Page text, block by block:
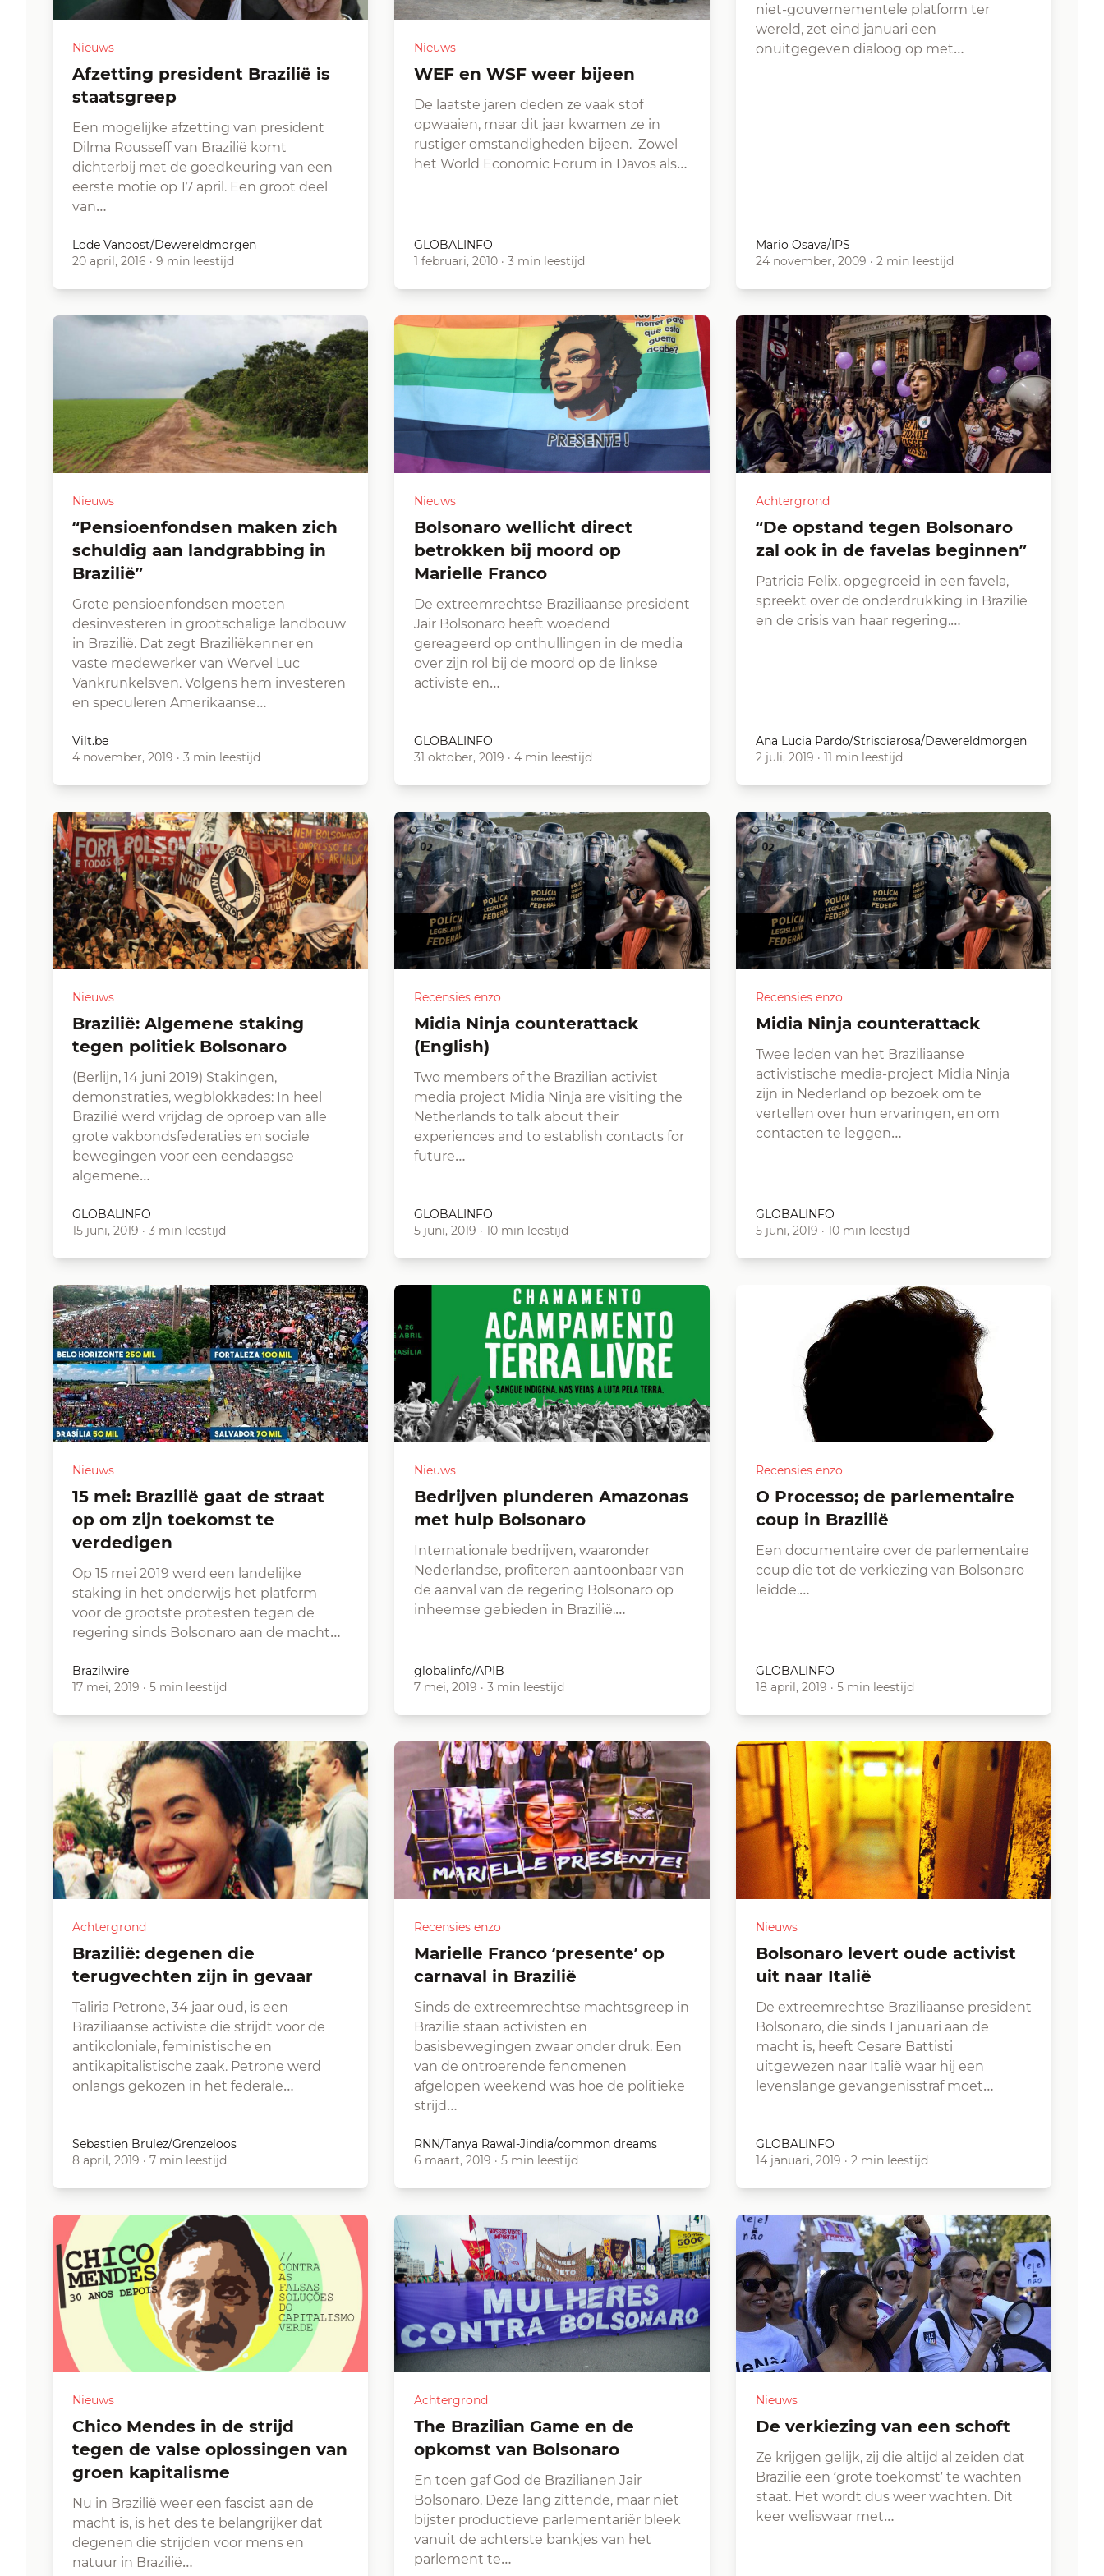
Nieuws
Afzetting president Brazilië is
staatsgreep
Een mogelijke afzetting van president
Dilma Rousseff van Brazilië komt
dichterbij met de goedkeuring van een
eerste motie op 17 april. Een groot deel
van…
Lode Vanoost/Dewereldmorgen
20 april, 2016 · 9 min leestijd
Nieuws
WEF en WSF weer bijeen
De laatste jaren deden ze vaak stof
opwaaien, maar dit jaar kwamen ze in
rustiger omstandigheden bijeen. Zowel
het World Economic Forum in Davos als…
GLOBALINFO
1 februari, 2010 · 3 min leestijd
niet-gouvernementele platform ter
wereld, zet eind januari een
onuitgegeven dialoog op met…
Mario Osava/IPS
24 november, 2009 · 2 min leestijd
Nieuws
“Pensioenfondsen maken zich
schuldig aan landgrabbing in
Brazilië”
Grote pensioenfondsen moeten
desinvesteren in grootschalige landbouw
in Brazilië. Dat zegt Braziliëkenner en
vaste medewerker van Wervel Luc
Vankrunkelsven. Volgens hem investeren
en speculeren Amerikaanse…
Vilt.be
4 november, 2019 · 3 min leestijd
Nieuws
Bolsonaro wellicht direct
betrokken bij moord op
Marielle Franco
De extreemrechtse Braziliaanse president
Jair Bolsonaro heeft woedend
gereageerd op onthullingen in de media
over zijn rol bij de moord op de linkse
activiste en…
GLOBALINFO
31 oktober, 2019 · 4 min leestijd
Achtergrond
“De opstand tegen Bolsonaro
zal ook in de favelas beginnen”
Patricia Felix, opgegroeid in een favela,
spreekt over de onderdrukking in Brazilië
en de crisis van haar regering.…
Ana Lucia Pardo/Strisciarosa/Dewereldmorgen
2 juli, 2019 · 11 min leestijd
Nieuws
Brazilië: Algemene staking
tegen politiek Bolsonaro
(Berlijn, 14 juni 2019) Stakingen,
demonstraties, wegblokkades: In heel
Brazilië werd vrijdag de oproep van alle
grote vakbondsfederaties en sociale
bewegingen voor een eendaagse
algemene…
GLOBALINFO
15 juni, 2019 · 3 min leestijd
Recensies enzo
Midia Ninja counterattack
(English)
Two members of the Brazilian activist
media project Midia Ninja are visiting the
Netherlands to talk about their
experiences and to establish contacts for
future…
GLOBALINFO
5 juni, 2019 · 10 min leestijd
Recensies enzo
Midia Ninja counterattack
Twee leden van het Braziliaanse
activistische media-project Midia Ninja
zijn in Nederland op bezoek om te
vertellen over hun ervaringen, en om
contacten te leggen…
GLOBALINFO
5 juni, 2019 · 10 min leestijd
Nieuws
15 mei: Brazilië gaat de straat
op om zijn toekomst te
verdedigen
Op 15 mei 2019 werd een landelijke
staking in het onderwijs het platform
voor de grootste protesten tegen de
regering sinds Bolsonaro aan de macht…
Brazilwire
17 mei, 2019 · 5 min leestijd
Nieuws
Bedrijven plunderen Amazonas
met hulp Bolsonaro
Internationale bedrijven, waaronder
Nederlandse, profiteren aantoonbaar van
de aanval van de regering Bolsonaro op
inheemse gebieden in Brazilië.…
globalinfo/APIB
7 mei, 2019 · 3 min leestijd
Recensies enzo
O Processo; de parlementaire
coup in Brazilië
Een documentaire over de parlementaire
coup die tot de verkiezing van Bolsonaro
leidde.…
GLOBALINFO
18 april, 2019 · 5 min leestijd
Achtergrond
Brazilië: degenen die
terugvechten zijn in gevaar
Taliria Petrone, 34 jaar oud, is een
Braziliaanse activiste die strijdt voor de
antikoloniale, feministische en
antikapitalistische zaak. Petrone werd
onlangs gekozen in het federale…
Sebastien Brulez/Grenzeloos
8 april, 2019 · 7 min leestijd
Recensies enzo
Marielle Franco ‘presente’ op
carnaval in Brazilië
Sinds de extreemrechtse machtsgreep in
Brazilië staan activisten en
basisbewegingen zwaar onder druk. Een
van de ontroerende fenomenen
afgelopen weekend was hoe de politieke
strijd…
RNN/Tanya Rawal-Jindia/common dreams
6 maart, 2019 · 5 min leestijd
Nieuws
Bolsonaro levert oude activist
uit naar Italië
De extreemrechtse Braziliaanse president
Bolsonaro, die sinds 1 januari aan de
macht is, heeft Cesare Battisti
uitgewezen naar Italië waar hij een
levenslange gevangenisstraf moet…
GLOBALINFO
14 januari, 2019 · 2 min leestijd
Nieuws
Chico Mendes in de strijd
tegen de valse oplossingen van
groen kapitalisme
Nu in Brazilië weer een fascist aan de
macht is, is het des te belangrijker dat
degenen die strijden voor mens en
natuur in Brazilië…
Achtergrond
The Brazilian Game en de
opkomst van Bolsonaro
En toen gaf God de Brazilianen Jair
Bolsonaro. Deze lang zittende, maar niet
bijster productieve parlementariër bleek
vanuit de achterste bankjes van het
parlement te…
Nieuws
De verkiezing van een schoft
Ze krijgen gelijk, zij die altijd al zeiden dat
Brazilië een ‘grote toekomst’ te wachten
staat. Het wordt dus weer wachten. Dit
keer weliswaar met…